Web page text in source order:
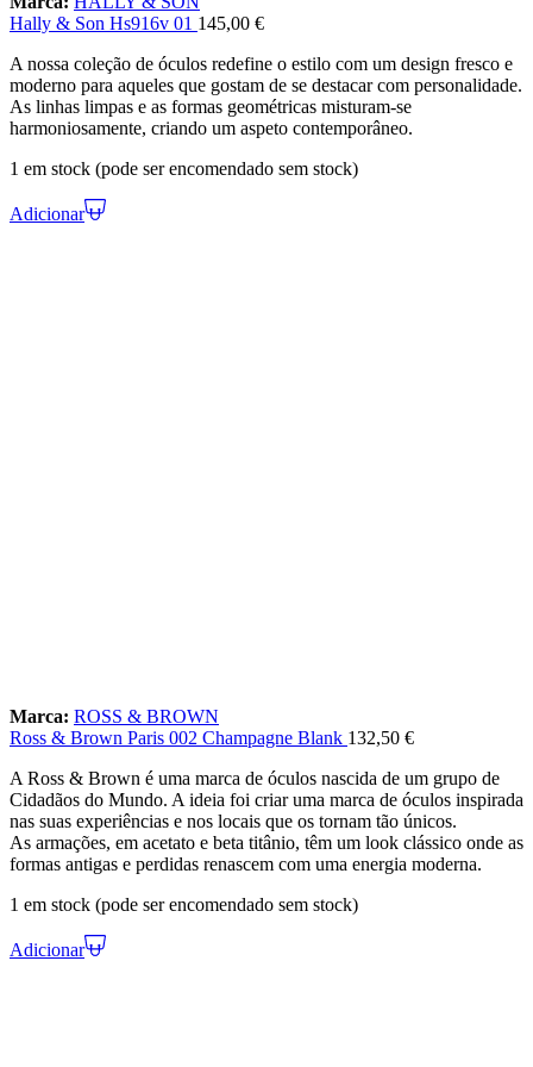
Hally & Son Hs916v 01 145,00 €
A nossa coleção de óculos redefine o estilo com um design fresco e
moderno para aqueles que gostam de se destacar com personalidade.
As linhas limpas e as formas geométricas misturam-se
harmoniosamente, criando um aspeto contemporâneo.
1 em stock (pode ser encomendado sem stock)
Adicionar
Marca: ROSS & BROWN
Ross & Brown Paris 002 Champagne Blank 132,50 €
A Ross & Brown é uma marca de óculos nascida de um grupo de
Cidadãos do Mundo. A ideia foi criar uma marca de óculos inspirada
nas suas experiências e nos locais que os tornam tão únicos.
As armações, em acetato e beta titânio, têm um look clássico onde as
formas antigas e perdidas renascem com uma energia moderna.
1 em stock (pode ser encomendado sem stock)
Adicionar